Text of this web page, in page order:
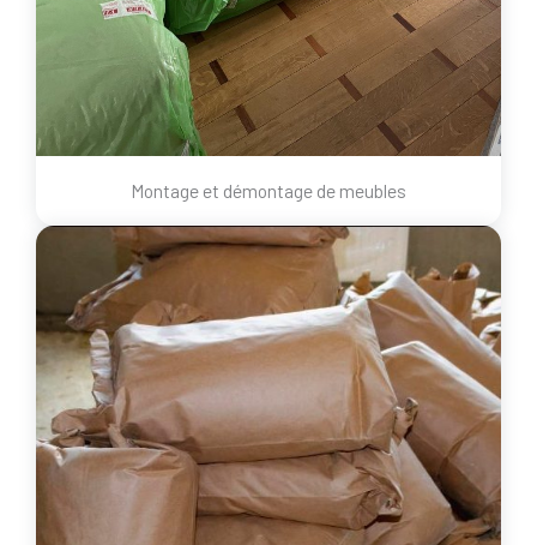
Montage et démontage de meubles